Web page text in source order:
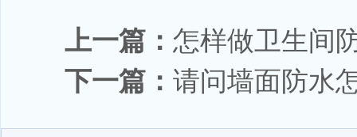
上一篇： 怎样做卫生间
下一篇： 请问墙面防水